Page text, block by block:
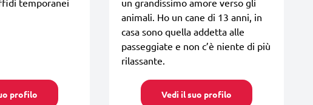
temporanei
profilo
un grandissimo amore verso gli
animali. Ho un cane di 13 anni, in
casa sono quella addetta alle
passeggiate e non c’è niente di più
rilassante.
Vedi il suo profilo